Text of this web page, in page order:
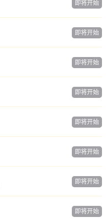
即将开始
即将开始
即将开始
即将开始
即将开始
即将开始
即将开始
即将开始